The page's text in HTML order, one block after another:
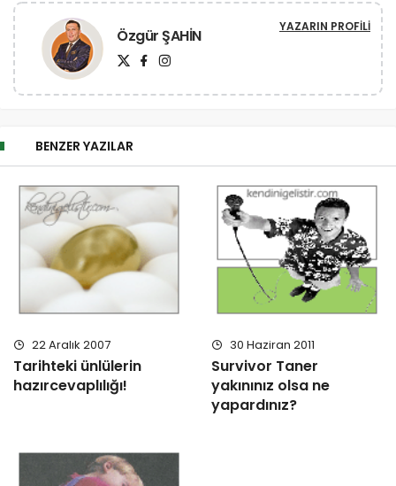
Özgür ŞAHİN YAZARIN PROFILI
BENZER YAZILAR
22 Aralık 2007
Tarihteki ünlülerin
hazırcevaplılığı!
30 Haziran 2011
Survivor Taner
yakınınız olsa ne
yapardınız?